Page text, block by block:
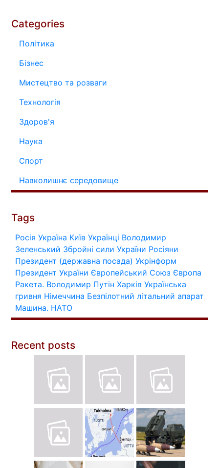
Categories
Політика
Бізнес
Мистецтво та розваги
Технологія
Здоров'я
Наука
Спорт
Навколишнє середовище
Tags
Росія Україна Київ Українці Володимир
Зеленський Збройні сили України Росіяни
Президент (державна посада) Укрінформ
Президент України Європейський Союз Європа
Ракета. Володимир Путін Харків Українська
гривня Німеччина Безпілотний літальний апарат
Машина. НАТО
Recent posts